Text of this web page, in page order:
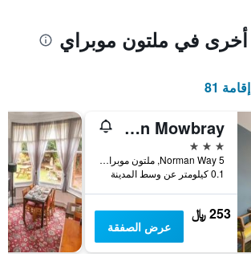
أخرى في ملتون موبراي
81
Premier Inn Melton Mowbray
3 نجوم
5 Norman Way, ملتون موبراي, المملكة المتحدة
0.1 كيلومتر عن وسط المدينة
253 ﷼
عرض الصفقة